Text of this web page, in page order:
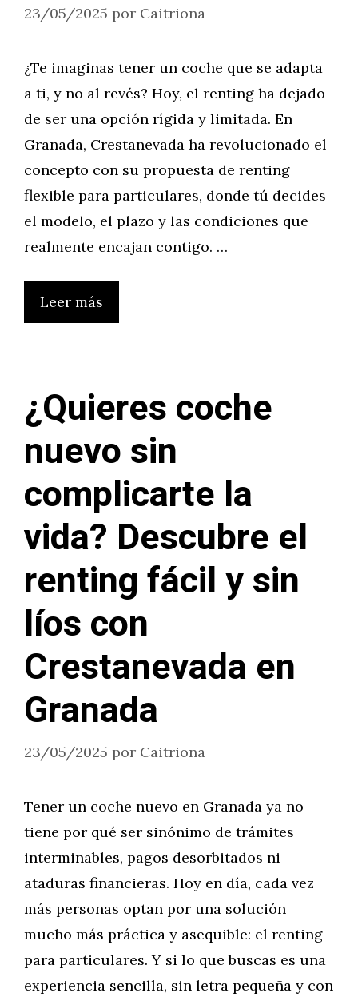
23/05/2025 por Caitriona
¿Te imaginas tener un coche que se adapta
a ti, y no al revés? Hoy, el renting ha dejado
de ser una opción rígida y limitada. En
Granada, Crestanevada ha revolucionado el
concepto con su propuesta de renting
flexible para particulares, donde tú decides
el modelo, el plazo y las condiciones que
realmente encajan contigo. …
Leer más
¿Quieres coche
nuevo sin
complicarte la
vida? Descubre el
renting fácil y sin
líos con
Crestanevada en
Granada
23/05/2025 por Caitriona
Tener un coche nuevo en Granada ya no
tiene por qué ser sinónimo de trámites
interminables, pagos desorbitados ni
ataduras financieras. Hoy en día, cada vez
más personas optan por una solución
mucho más práctica y asequible: el renting
para particulares. Y si lo que buscas es una
experiencia sencilla, sin letra pequeña y con